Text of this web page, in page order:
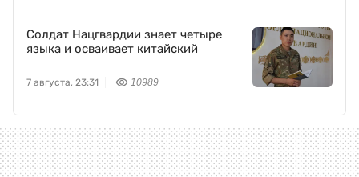
Солдат Нацгвардии знает четыре
языка и осваивает китайский
7 августа, 23:31 10989